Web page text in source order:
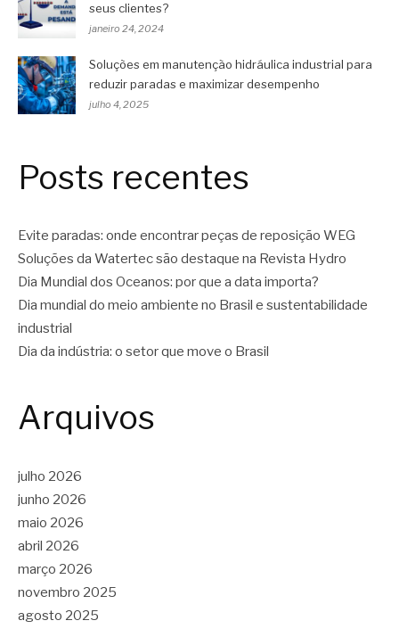
seus clientes?
janeiro 24, 2024
Soluções em manutenção hidráulica industrial para
reduzir paradas e maximizar desempenho
julho 4, 2025
Posts recentes
Evite paradas: onde encontrar peças de reposição WEG
Soluções da Watertec são destaque na Revista Hydro
Dia Mundial dos Oceanos: por que a data importa?
Dia mundial do meio ambiente no Brasil e sustentabilidade
industrial
Dia da indústria: o setor que move o Brasil
Arquivos
julho 2026
junho 2026
maio 2026
abril 2026
março 2026
novembro 2025
agosto 2025